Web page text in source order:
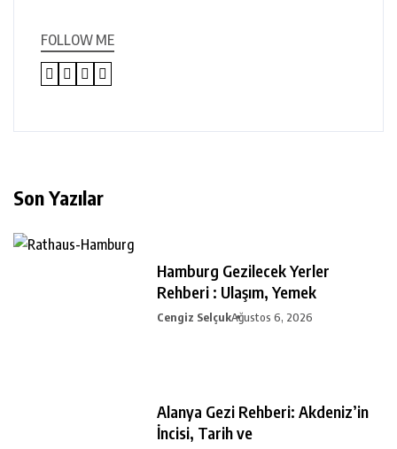
FOLLOW ME
Son Yazılar
Hamburg Gezilecek Yerler
Rehberi : Ulaşım, Yemek
Cengiz SelçukAğustos 6, 2026
Alanya Gezi Rehberi: Akdeniz’in
İncisi, Tarih ve